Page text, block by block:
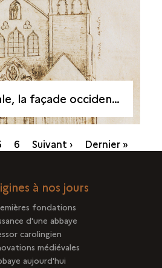
occidentale vers 1650 par Dom Cottron
Page
6 Suivant › Dernier »
à nos jours
fondations
d'une abbaye
carolingien
médiévales
aujourd'hui